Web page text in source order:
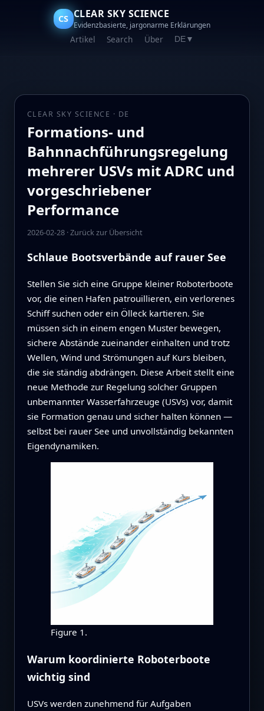
CS CLEAR SKY SCIENCE
Evidenzbasierte, jargonarme Erklärungen
Artikel Search Über DE▼
CLEAR SKY SCIENCE · DE
Formations- und
Bahnnachführungsregelung
mehrerer USVs mit ADRC und
vorgeschriebener
Performance
2026-02-28·Zurück zur Übersicht
Schlaue Bootsverbände auf rauer See
Stellen Sie sich eine Gruppe kleiner Roboterboote
vor, die einen Hafen patrouillieren, ein verlorenes
Schiff suchen oder ein Ölleck kartieren. Sie
müssen sich in einem engen Muster bewegen,
sichere Abstände zueinander einhalten und trotz
Wellen, Wind und Strömungen auf Kurs bleiben,
die sie ständig abdrängen. Diese Arbeit stellt eine
neue Methode zur Regelung solcher Gruppen
unbemannter Wasserfahrzeuge (USVs) vor, damit
sie Formation genau und sicher halten können —
selbst bei rauer See und unvollständig bekannten
Eigendynamiken.
Figure 1.
Warum koordinierte Roboterboote
wichtig sind
USVs werden zunehmend für Aufgaben